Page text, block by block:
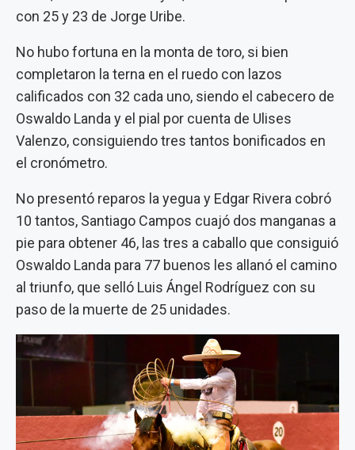
con 25 y 23 de Jorge Uribe.
No hubo fortuna en la monta de toro, si bien
completaron la terna en el ruedo con lazos
calificados con 32 cada uno, siendo el cabecero de
Oswaldo Landa y el pial por cuenta de Ulises
Valenzo, consiguiendo tres tantos bonificados en
el cronómetro.
No presentó reparos la yegua y Edgar Rivera cobró
10 tantos, Santiago Campos cuajó dos manganas a
pie para obtener 46, las tres a caballo que consiguió
Oswaldo Landa para 77 buenos les allanó el camino
al triunfo, que selló Luis Ángel Rodríguez con su
paso de la muerte de 25 unidades.